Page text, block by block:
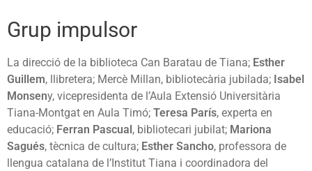
Grup impulsor
La direcció de la biblioteca Can Baratau de Tiana; Esther
Guillem, llibretera; Mercè Millan, bibliotecària jubilada; Isabel
Monseny, vicepresidenta de l’Aula Extensió Universitària
Tiana-Montgat en Aula Timó; Teresa París, experta en
educació; Ferran Pascual, bibliotecari jubilat; Mariona
Sagués, tècnica de cultura; Esther Sancho, professora de
llengua catalana de l’Institut Tiana i coordinadora del